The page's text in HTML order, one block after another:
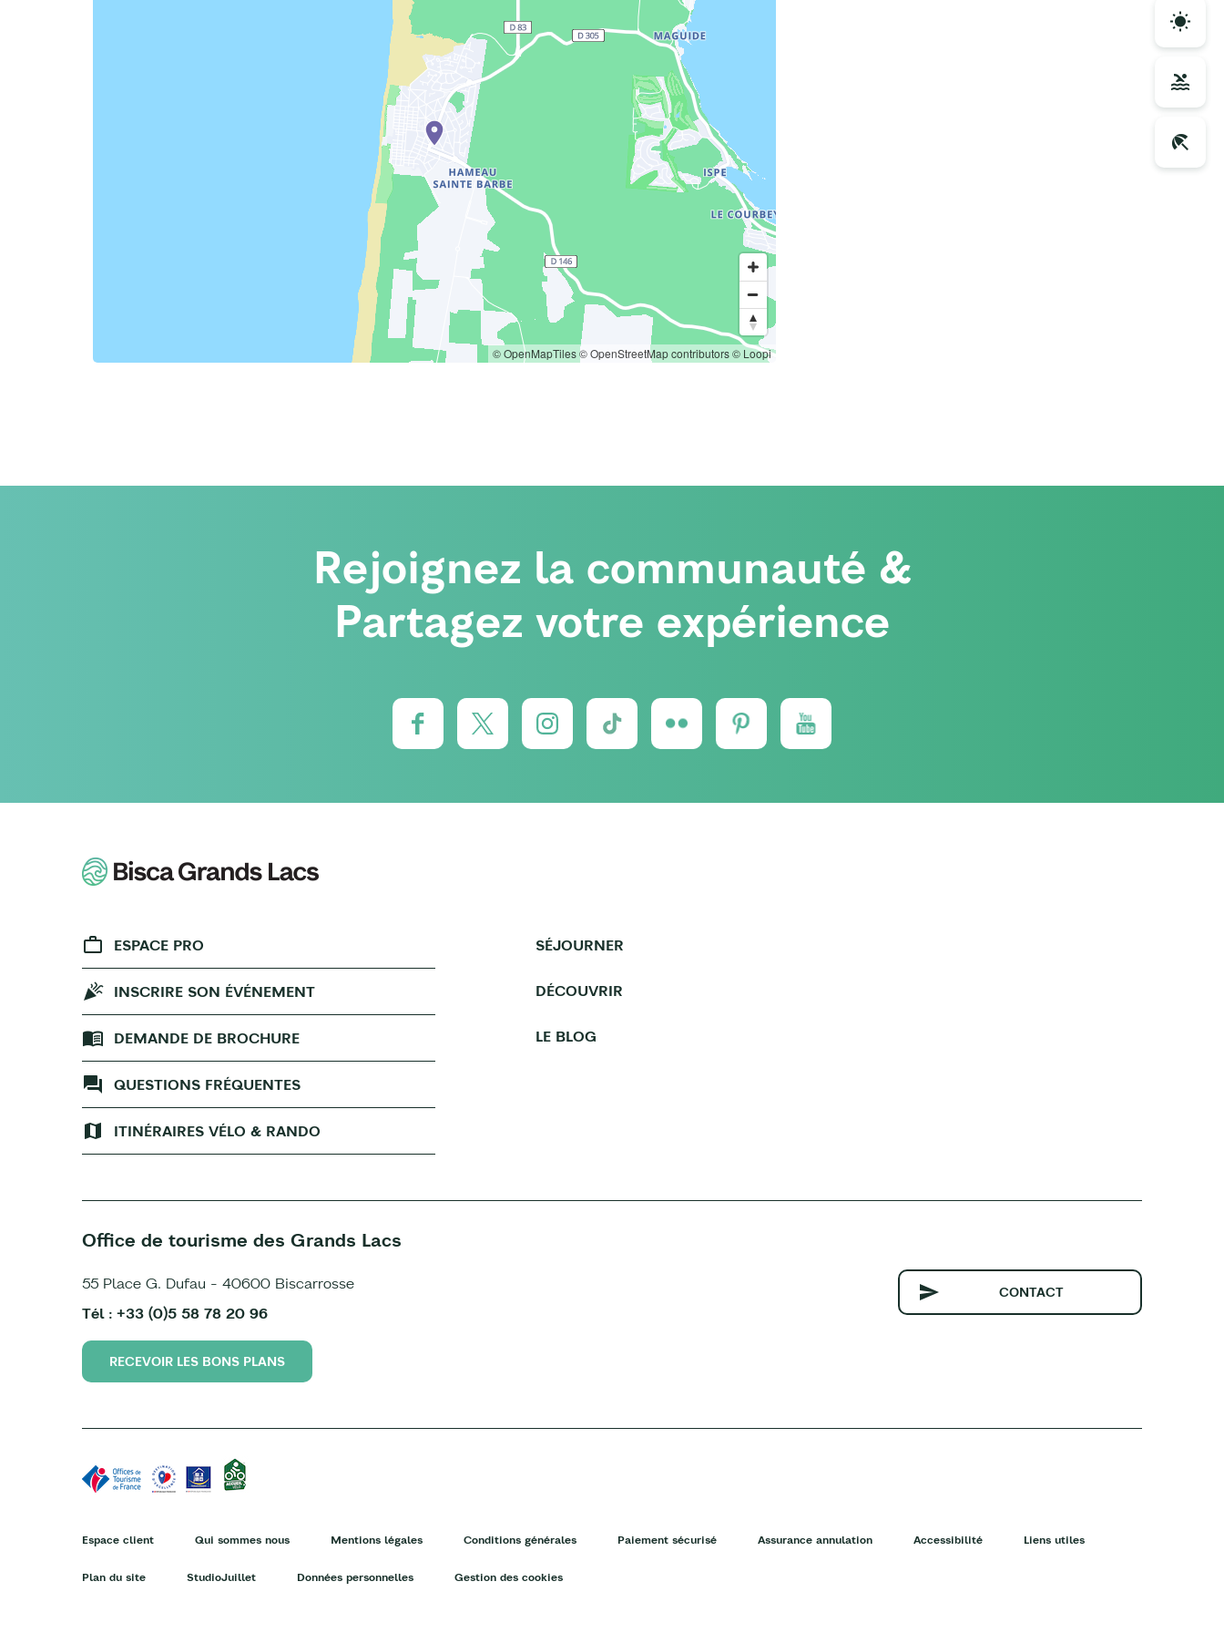
© OpenMapTiles© OpenStreetMap contributors© Loopi
Rejoignez la communauté &
Partagez votre expérience
ESPACE PRO
INSCRIRE SON ÉVÉNEMENT
DEMANDE DE BROCHURE
QUESTIONS FRÉQUENTES
ITINÉRAIRES VÉLO & RANDO
SÉJOURNER
DÉCOUVRIR
LE BLOG
Office de tourisme des Grands Lacs
55 Place G. Dufau - 40600 Biscarrosse
Tél : +33 (0)5 58 78 20 96
CONTACT
RECEVOIR LES BONS PLANS
Espace client Qui sommes nous Mentions légales Conditions générales Paiement sécurisé Assurance annulation Accessibilité Liens utiles
Plan du site StudioJuillet Données personnelles Gestion des cookies